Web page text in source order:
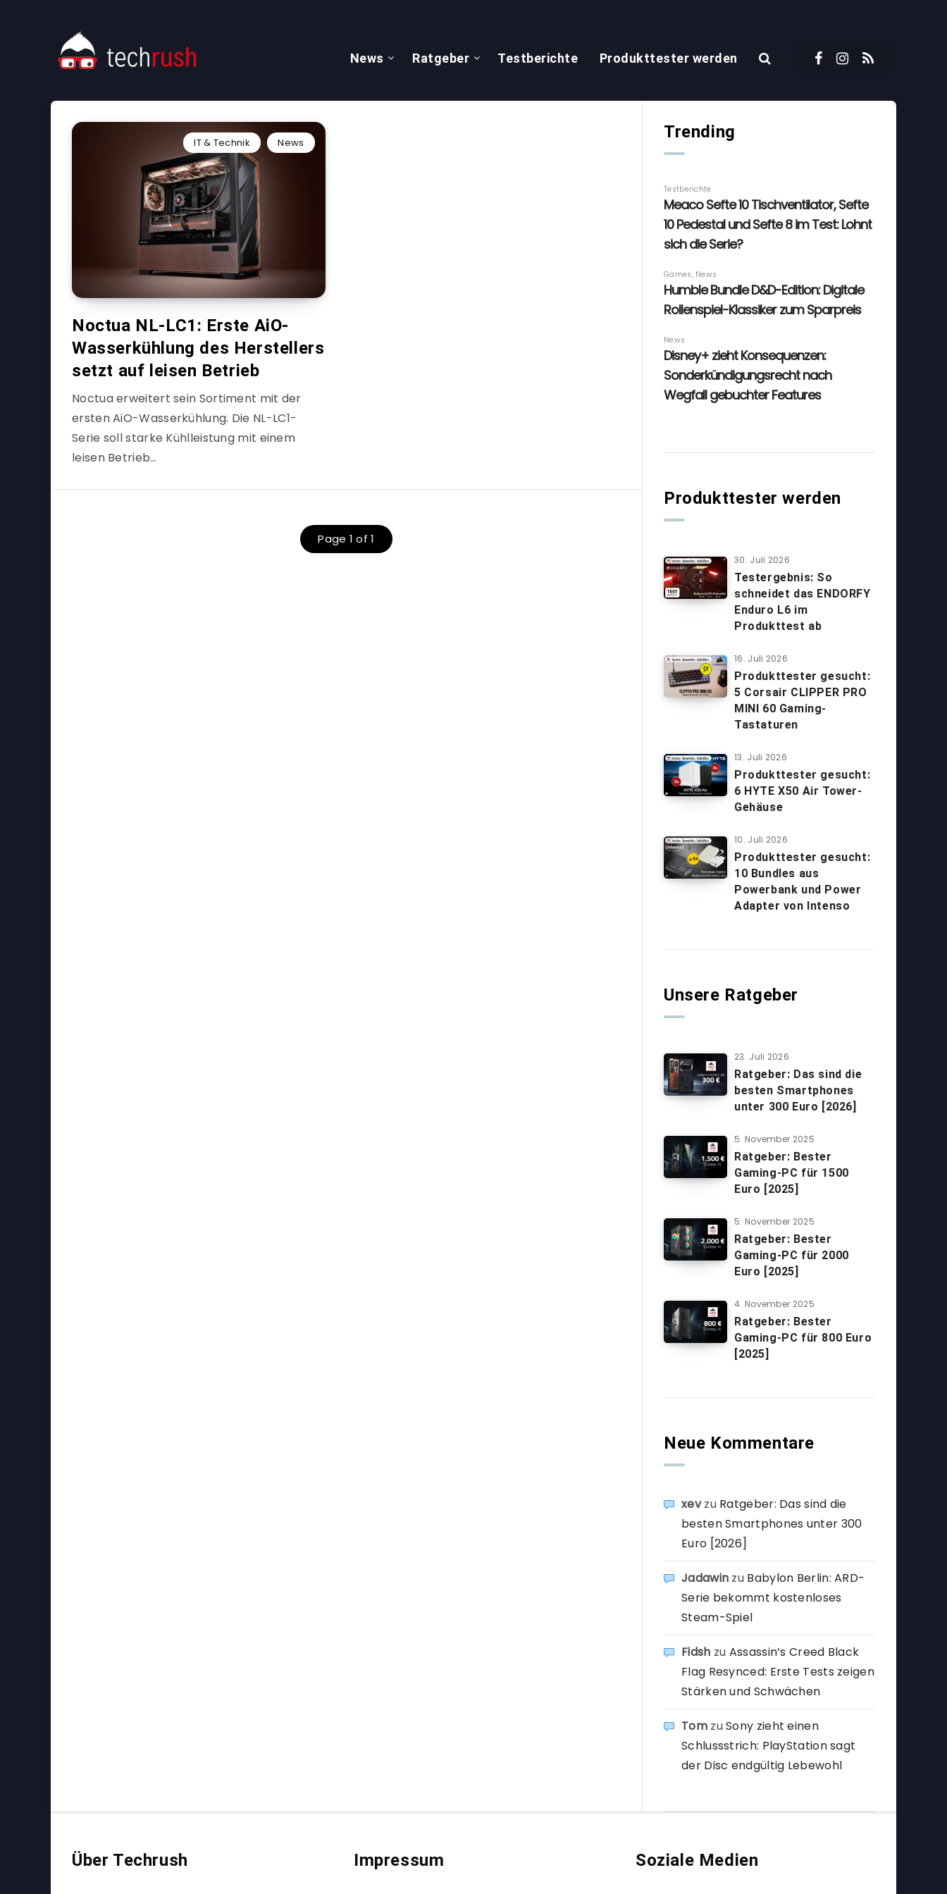
News Ratgeber Testberichte Produkttester werden
IT & Technik News
Noctua NL-LC1: Erste AiO-
Wasserkühlung des Herstellers
setzt auf leisen Betrieb
Noctua erweitert sein Sortiment mit der
ersten AiO-Wasserkühlung. Die NL-LC1-
Serie soll starke Kühlleistung mit einem
leisen Betrieb…
Page 1 of 1
Trending
Produkttester werden
30. Juli 2026
Testergebnis: So
schneidet das ENDORFY
Enduro L6 im
Produkttest ab
16. Juli 2026
Produkttester gesucht:
5 Corsair CLIPPER PRO
MINI 60 Gaming-
Tastaturen
13. Juli 2026
Produkttester gesucht:
6 HYTE X50 Air Tower-
Gehäuse
10. Juli 2026
Produkttester gesucht:
10 Bundles aus
Powerbank und Power
Adapter von Intenso
Unsere Ratgeber
23. Juli 2026
Ratgeber: Das sind die
besten Smartphones
unter 300 Euro [2026]
5. November 2025
Ratgeber: Bester
Gaming-PC für 1500
Euro [2025]
5. November 2025
Ratgeber: Bester
Gaming-PC für 2000
Euro [2025]
4. November 2025
Ratgeber: Bester
Gaming-PC für 800 Euro
[2025]
Neue Kommentare
xevzu Ratgeber: Das sind die
besten Smartphones unter 300
Euro [2026]
Jadawin zu Babylon Berlin: ARD-
Serie bekommt kostenloses
Steam-Spiel
Fidsh zu Assassin’s Creed Black
Flag Resynced: Erste Tests zeigen
Stärken und Schwächen
TomzuSony zieht einen
Schlussstrich: PlayStation sagt
der Disc endgültig Lebewohl
Über Techrush Impressum Soziale Medien